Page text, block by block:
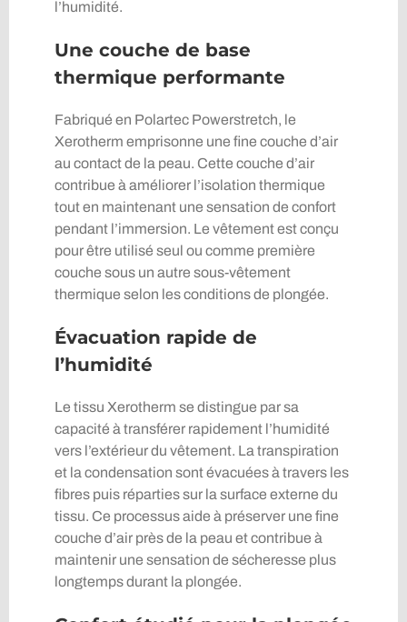
l’humidité.
Une couche de base
thermique performante
Fabriqué en Polartec Powerstretch, le
Xerotherm emprisonne une fine couche d’air
au contact de la peau. Cette couche d’air
contribue à améliorer l’isolation thermique
tout en maintenant une sensation de confort
pendant l’immersion. Le vêtement est conçu
pour être utilisé seul ou comme première
couche sous un autre sous-vêtement
thermique selon les conditions de plongée.
Évacuation rapide de
l’humidité
Le tissu Xerotherm se distingue par sa
capacité à transférer rapidement l’humidité
vers l’extérieur du vêtement. La transpiration
et la condensation sont évacuées à travers les
fibres puis réparties sur la surface externe du
tissu. Ce processus aide à préserver une fine
couche d’air près de la peau et contribue à
maintenir une sensation de sécheresse plus
longtemps durant la plongée.